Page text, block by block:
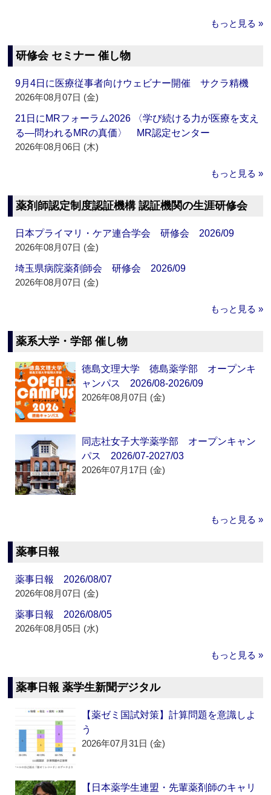
もっと見る »
研修会 セミナー 催し物
9月4日に医療従事者向けウェビナー開催 サクラ精機
2026年08月07日 (金)
21日にMRフォーラム2026 〈学び続ける力が医療を支え
る―問われるMRの真価〉 MR認定センター
2026年08月06日 (木)
もっと見る »
薬剤師認定制度認証機構 認証機関の生涯研修会
日本プライマリ・ケア連合学会 研修会 2026/09
2026年08月07日 (金)
埼玉県病院薬剤師会 研修会 2026/09
2026年08月07日 (金)
もっと見る »
薬系大学・学部 催し物
徳島文理大学 徳島薬学部 オープンキ
ャンパス 2026/08-2026/09
2026年08月07日 (金)
同志社女子大学薬学部 オープンキャン
パス 2026/07-2027/03
2026年07月17日 (金)
もっと見る »
薬事日報
薬事日報 2026/08/07
2026年08月07日 (金)
薬事日報 2026/08/05
2026年08月05日 (水)
もっと見る »
薬事日報 薬学生新聞デジタル
【薬ゼミ国試対策】計算問題を意識しよ
う
2026年07月31日 (金)
【日本薬学生連盟・先輩薬剤師のキャリ